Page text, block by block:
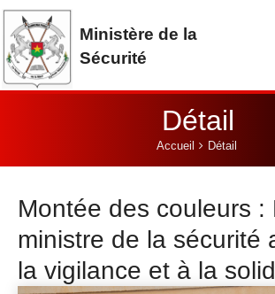
Aller au contenu principal
Ministère de la
Sécurité
Détail
Accueil Détail
Montée des couleurs :
ministre de la sécurité
la vigilance et à la